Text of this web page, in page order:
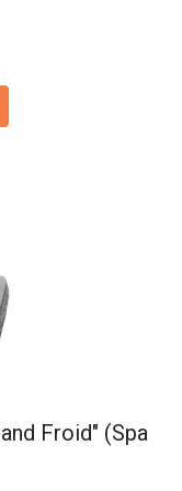
Froid" (Spa